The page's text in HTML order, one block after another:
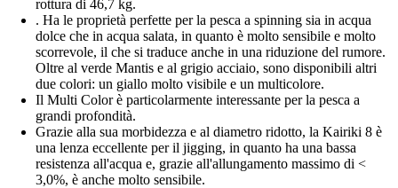
rottura di 46,7 kg.
. Ha le proprietà perfette per la pesca a spinning sia in acqua
dolce che in acqua salata, in quanto è molto sensibile e molto
scorrevole, il che si traduce anche in una riduzione del rumore.
Oltre al verde Mantis e al grigio acciaio, sono disponibili altri
due colori: un giallo molto visibile e un multicolore.
Il Multi Color è particolarmente interessante per la pesca a
grandi profondità.
Grazie alla sua morbidezza e al diametro ridotto, la Kairiki 8 è
una lenza eccellente per il jigging, in quanto ha una bassa
resistenza all'acqua e, grazie all'allungamento massimo di <
3,0%, è anche molto sensibile.